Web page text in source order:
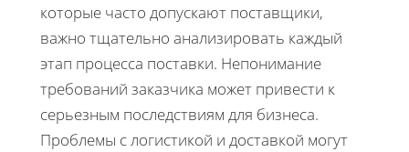
которые часто допускают поставщики,
важно тщательно анализировать каждый
этап процесса поставки. Непонимание
требований заказчика может привести к
серьезным последствиям для бизнеса.
Проблемы с логистикой и доставкой могут